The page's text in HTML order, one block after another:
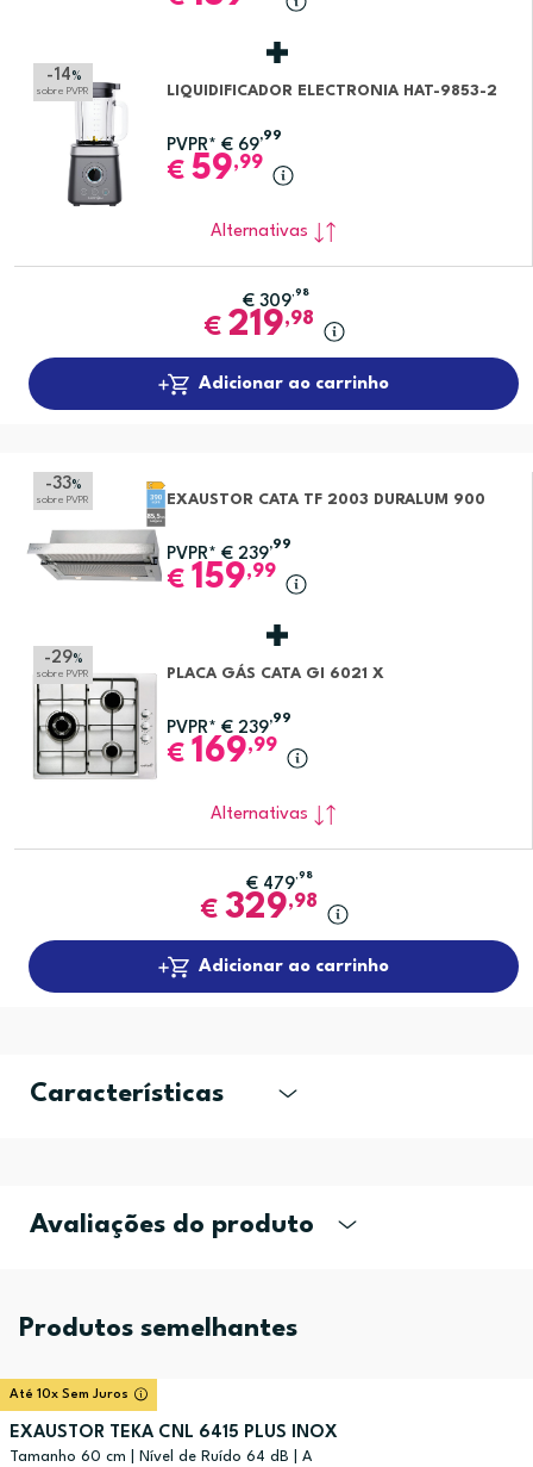
-14 %
sobre PVPR LIQUIDIFICADOR ELECTRONIA HAT-9853-2
PVPR* € 69
,99
€ 59,99
Alternativas
€ 309,98
€ 219,98
Adicionar ao carrinho
-33%
sobre PVPR EXAUSTOR CATA TF 2003 DURALUM 900
PVPR* € 239
,99
€ 159,99
-29%
sobre PVPR PLACA GÁS CATA GI 6021 X
PVPR* € 239
,99
€ 169,99
Alternativas
€ 479,98
€ 329,98
Adicionar ao carrinho
Características
Avaliações do produto
Produtos semelhantes
Até 10x Sem Juros
EXAUSTOR TEKA CNL 6415 PLUS INOX
Tamanho 60 cm | Nível de Ruído 64 dB | A